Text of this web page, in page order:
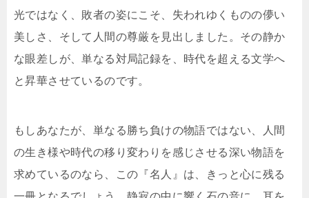
光ではなく、敗者の姿にこそ、失われゆくものの儚い
美しさ、そして人間の尊厳を見出しました。その静か
な眼差しが、単なる対局記録を、時代を超える文学へ
と昇華させているのです。
もしあなたが、単なる勝ち負けの物語ではない、人間
の生き様や時代の移り変わりを感じさせる深い物語を
求めているのなら、この『名人』は、きっと心に残る